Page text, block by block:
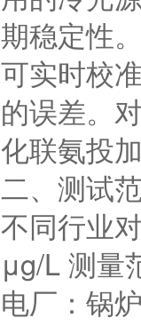
期稳定性
可实时校
的误差。
化联氨投
二、测试
不同行业
μg/L 测量
电厂：锅